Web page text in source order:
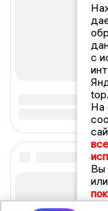
с
На
Вы
или